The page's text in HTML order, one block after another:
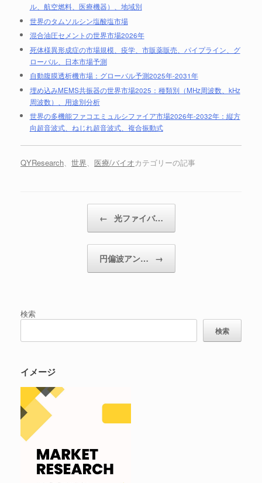
ル、航空燃料、医療機器）、地域別
世界のタムソルシン塩酸塩市場
混合油圧セメントの世界市場2026年
死体様異形成症の市場規模、疫学、市販薬販売、パイプライン、グ
ローバル、日本市場予測
自動腹膜透析機市場：グローバル予測2025年-2031年
埋め込みMEMS共振器の世界市場2025：種類別（MHz周波数、kHz
周波数）、用途別分析
世界の多機能ファコエミュルシファイア市場2026年-2032年：縦方
向超音波式、ねじれ超音波式、複合振動式
QYResearch、 世界、 医療/バイオカテゴリーの記事
← 光ファイバ…
円偏波アン… →
検索
検索
イメージ